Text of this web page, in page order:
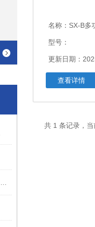
名称： SX-B多
型号：
更新日期：
查看详情
共 1 条记录，